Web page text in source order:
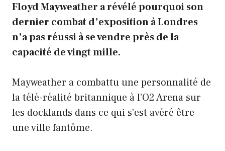
Floyd Mayweather a révélé pourquoi son
dernier combat d’exposition à Londres
n’a pas réussi à se vendre près de la
capacité de vingt mille.
Mayweather a combattu une personnalité de
la télé-réalité britannique à l’O2 Arena sur
les docklands dans ce qui s’est avéré être
une ville fantôme.